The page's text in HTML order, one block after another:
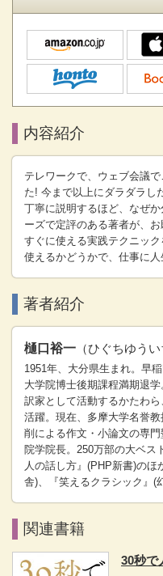
内容紹介
テレワークで、ウェブ会議
た! 今まで以上にダラダラし
丁寧に説明するほど、なぜ
ーズで定評のある著者が、
すぐに使える実践テクニッ
使えるかどうかで、仕事に
著者紹介
樋口裕一 （ひぐちゆうい
1951年、大分県生まれ。早
大学院博士後期課程満期退
訳家として活動するかたわ
活躍。現在、多摩大学名誉
削による作文・小論文の専
院学院長。250万部の大ベス
人の話し方』(PHP新書)の
舎)、『笑えるクラシック』(
関連書籍
30秒で